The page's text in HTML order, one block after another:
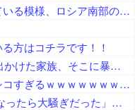
ロシア最大級の物流倉庫が大炎上している模様、ロシア南部の物流網が破綻寸前の瀬戸際に……
方はコチラです！！
天気予報を確認せずに多摩川BBQに出かけた家族、そこに暴風雨が直撃してしまった結果……
【画像】グラドルさん、私服があたシコすぎるｗｗｗｗｗｗｗｗｗｗｗｗｗｗｗｗｗｗｗｗｗｗｗｗｗｗｗｗｗｗｗｗｗｗｗｗｗｗ
よく大人が言っている「昔は30℃になったら大騒ぎだった」、過去の統計データから真実かどうか検証した結果……